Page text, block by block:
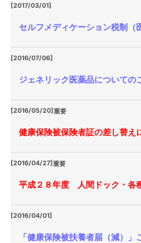
[2017/03/01]
セルフメディケーション税制（
[2016/07/06]
ジェネリック医薬品についての
[2016/05/20]重要
健康保険被保険者証の差し替え
[2016/04/27]重要
平成２８年度 人間ドック・各
[2016/04/01]
「健康保険被扶養者届（減）」